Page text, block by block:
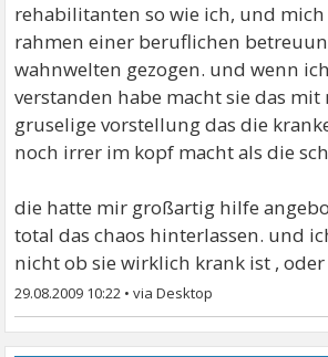
rehabilitanten so wie ich, und mich
rahmen einer beruflichen
wahnwelten gezogen. und wenn
verstanden habe macht sie das mit
gruselige vorstellung das die
noch irrer im kopf macht als die
die hatte mir großartig hilfe
total das chaos hinterlassen. und
nicht ob sie wirklich krank ist ,
29.08.2009 10:22 •